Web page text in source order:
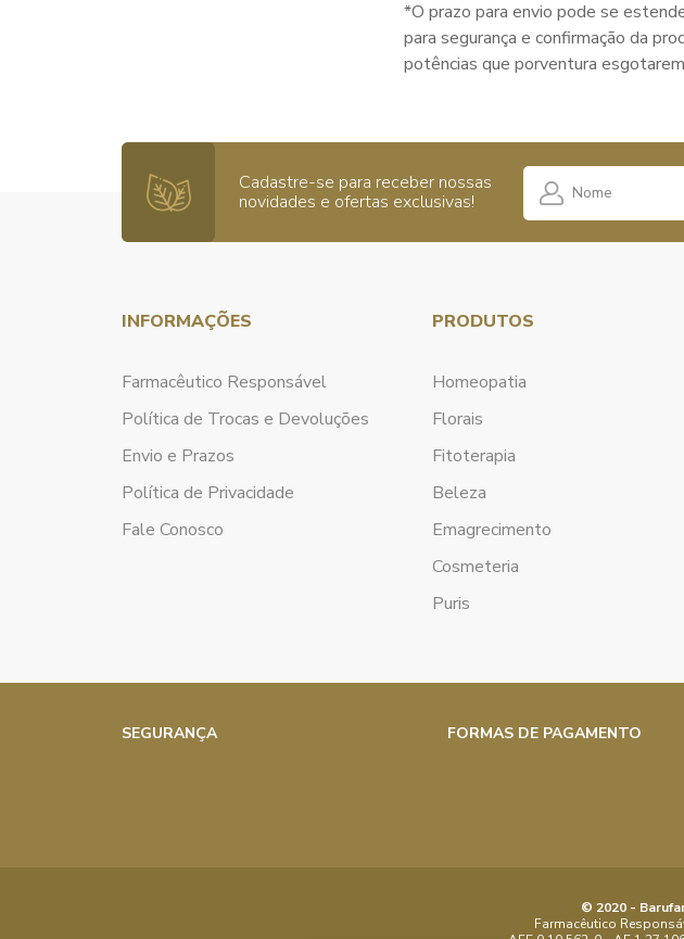
sua
Retornaremos
*O prazo para envio pode se
para segurança e confirmação da
potências que porventura
Cadastre-se para receber nossas
novidades e ofertas exclusivas!
INFORMAÇÕES
Farmacêutico Responsável
Política de Trocas e Devoluções
Envio e Prazos
Política de Privacidade
Fale Conosco
PRODUTOS
Homeopatia
Florais
Fitoterapia
Beleza
Emagrecimento
Cosmeteria
Puris
SEGURANÇA FORMAS DE PAGAMENTO
© 2020 -
Farmacêutico